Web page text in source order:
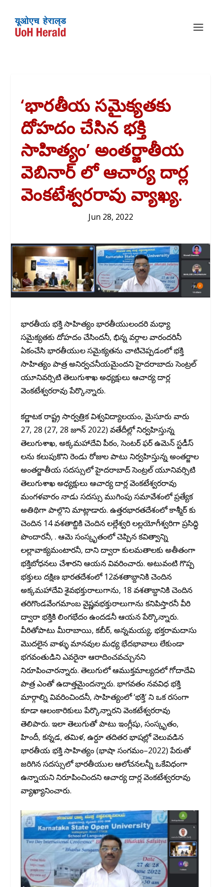
‘భారతీయ సమైక్యతకు
దోహదం చేసిన భక్తి
సాహిత్యం’ అంతర్జాతీయ
వెబినార్ లో ఆచార్య దార్ల
వెంకటేశ్వరరావు వ్యాఖ్య.
Jun 28, 2022
భారతీయ భక్తి సాహిత్యం భారతీయులందరి మధ్యా
సమైక్యతకు దోహదం చేసిందనీ, భిన్న వర్గాల వారందరినీ
ఏకంచేసి భారతీయుల సమైక్యతను చాటిచెప్పడంలో భక్తి
సాహిత్యం పాత్ర అనిర్వచనీయమైందని హైదరాబాదు సెంట్రల్
యూనివర్సిటి తెలుగుశాఖ అధ్యక్షులు ఆచార్య దార్ల
వెంకటేశ్వరరావు పేర్కొన్నారు.
కర్ణాటక రాష్ట్ర సార్వత్రిక విశ్వవిద్యాలయం, మైసూరు వారు
27, 28 (27, 28 జూన్ 2022) వతేదీల్లో నిర్వహిస్తున్న
తెలుగుశాఖ, అక్కమహాదేవి పీఠం, సెంటర్ ఫర్ ఉమెన్ స్టడీస్
లను కలుపుకొని రెండు రోజుల పాటు నిర్వహిస్తున్న అంతర్జాల
అంతర్జాతీయ సదస్సులో హైదరాబాద్ సెంట్రల్ యూనివర్సిటి
తెలుగుశాఖ అధ్యక్షులు ఆచార్య దార్ల వెంకటేశ్వరరావు
మంగళవారం నాడు సదస్సు ముగింపు సమావేశంలో ప్రత్యేక
అతిథిగా పాల్గొని మాట్లాడారు. ఉత్తరభారతదేశంలో కాశ్మీర్ కు
చెందిన 14 వశతాబ్దికి చెందిన లల్లేశ్వరి లల్లయోగీశ్వరిగా ప్రసిద్ధి
పొందారనీ, . ఆమె సంస్కృతంలో చెప్పిన కవిత్వాన్ని
లల్లావాక్యమంటారనీ, దాని ద్వారా కులమతాలకు అతీతంగా
భక్తిబోధనలు చేశారని ఆయన వివరించారు. అటువంటి గొప్ప
భక్తులు దక్షిణ భారతదేశంలో 12వశతాబ్దానికి చెందిన
అక్కమహాదేవి శైవభక్తురాలుగాను, 18 వశతాబ్దానికి చెందిన
తరిగొండవేంగమాంబ వైష్ణవభక్తురాలుగాను కనిపిస్తారనీ వీరి
ద్వారా భక్తికి లింగభేదం ఉందడనీ ఆయన పేర్కొన్నారు.
వీరితోపాటు మీరాబాయి, కబీర్, అన్నమయ్య, భక్తరామదాసు
మొదలైన వాళ్ళు మానవుల మధ్య భేదభావాలు లేకుండా
భగవంతుడిని ఎవరైనా ఆరాదించవచ్చునని
నిరూపించారన్నారు. తెలుగులో ఆముక్తమాల్యదలో గోదాదేవి
పాత్ర ఎంతో ఉదాత్తమైందన్నారు. భాగవతం నవవిధ భక్తి
మార్గాల్ని వివరించిందనీ, సాహిత్యంలో ‘భక్తి’ ని ఒక రసంగా
కూడా ఆలంకారికులు పేర్కొన్నారని వెంకటేశ్వరరావు
తెలిపారు. ఇలా తెలుగుతో పాటు ఇంగ్లీషు, సంస్కృతం,
హిందీ, కన్నడ, తమిళ, ఉర్దూ తదితర భాషల్లో వెలువడిన
భారతీయ భక్తి సాహిత్యం (భాషా సంగమం–2022) పేరుతో
జరిగిన సదస్సులో భారతీయుల ఆలోచనలన్నీ ఒకేవిధంగా
ఉన్నాయని నిరూపించిందని ఆచార్య దార్ల వెంకటేశ్వరరావు
వ్యాఖ్యానించారు.